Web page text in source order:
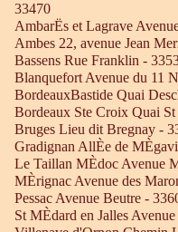
33470
AmbarËs et Lagrave
Ambes 22, avenue Jean
Bassens Rue Franklin -
Blanquefort Avenue du 11
BordeauxBastide Quai
Bordeaux Ste Croix Quai
Bruges Lieu dit Bregnay -
Gradignan AllÈe de
Le Taillan MÈdoc Avenue
MÈrignac Avenue des
Pessac Avenue Beutre -
St MÈdard en Jalles